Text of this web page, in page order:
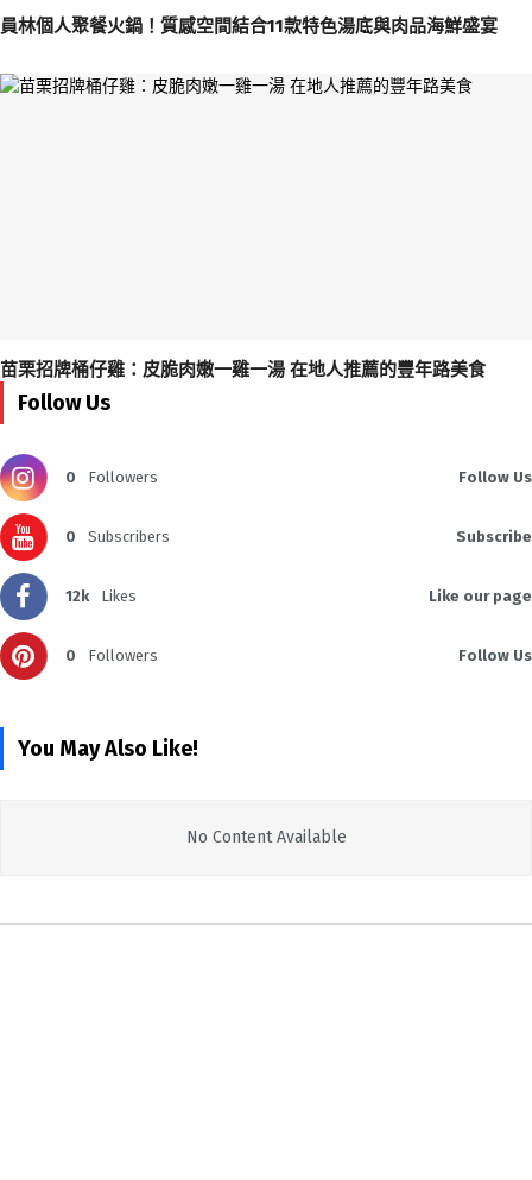
員林個人聚餐火鍋！質感空間結合11款特色湯底與肉品海鮮盛宴
苗栗招牌桶仔雞：皮脆肉嫩一雞一湯 在地人推薦的豐年路美食
Follow Us
0 Followers Follow Us
0 Subscribers Subscribe
12k Likes Like our page
0 Followers Follow Us
You May Also Like!
No Content Available